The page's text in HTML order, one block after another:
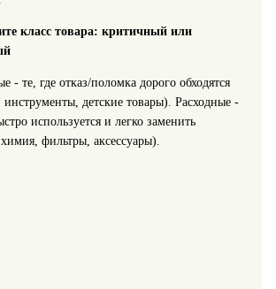
класс товара: критичный или
- те, где отказ/поломка дорого обходятся
инструменты, детские товары). Расходные -
используется и легко заменить
фильтры, аксессуары).